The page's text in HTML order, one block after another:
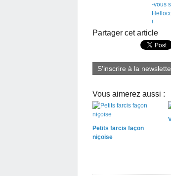
Partager cet article
S'inscrire à la
Vous aimerez aussi :
Petits farcis façon
niçoise